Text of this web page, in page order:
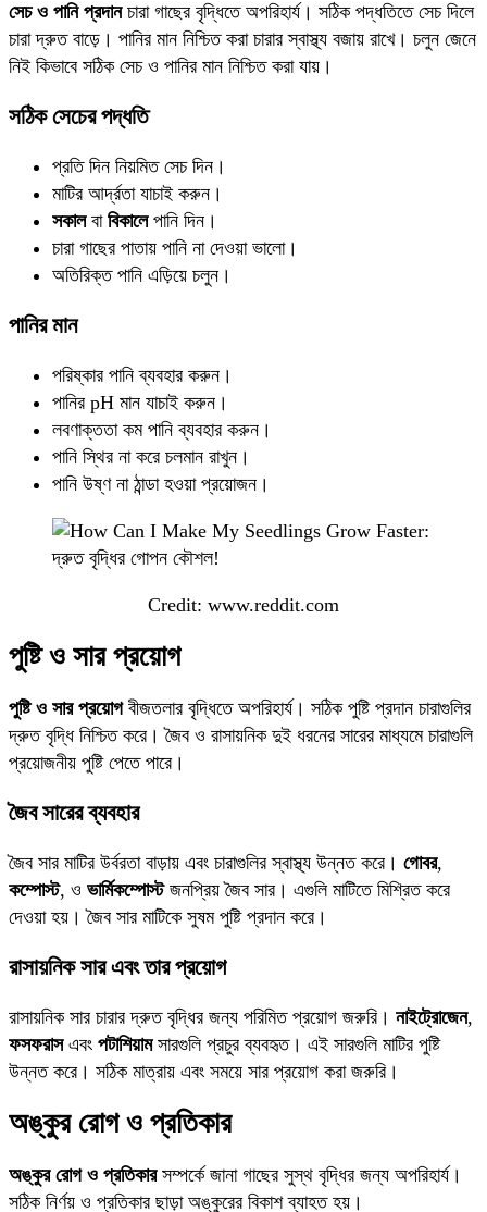
সেচ ও পানি প্রদানচারা গাছের বৃদ্ধিতে অপরিহার্য। সঠিক পদ্ধতিতে সেচ দিলে
চারা দ্রুত বাড়ে। পানির মান নিশ্চিত করা চারার স্বাস্থ্য বজায় রাখে। চলুন জেনে
নিই কিভাবে সঠিক সেচ ও পানির মান নিশ্চিত করা যায়।
সঠিক সেচের পদ্ধতি
প্রতি দিন নিয়মিত সেচ দিন।
মাটির আর্দ্রতা যাচাই করুন।
সকালবা বিকালেপানি দিন।
চারা গাছের পাতায় পানি না দেওয়া ভালো।
অতিরিক্ত পানি এড়িয়ে চলুন।
পানির মান
পরিষ্কার পানি ব্যবহার করুন।
পানির pH মান যাচাই করুন।
লবণাক্ততা কম পানি ব্যবহার করুন।
পানি স্থির না করে চলমান রাখুন।
পানি উষ্ণ না ঠান্ডা হওয়া প্রয়োজন।
Credit: www.reddit.com
পুষ্টি ও সার প্রয়োগ
পুষ্টি ও সার প্রয়োগবীজতলার বৃদ্ধিতে অপরিহার্য। সঠিক পুষ্টি প্রদান চারাগুলির
দ্রুত বৃদ্ধি নিশ্চিত করে। জৈব ও রাসায়নিক দুই ধরনের সারের মাধ্যমে চারাগুলি
প্রয়োজনীয় পুষ্টি পেতে পারে।
জৈব সারের ব্যবহার
জৈব সার মাটির উর্বরতা বাড়ায় এবং চারাগুলির স্বাস্থ্য উন্নত করে। গোবর,
কম্পোস্ট, ও ভার্মিকম্পোস্টজনপ্রিয় জৈব সার। এগুলি মাটিতে মিশ্রিত করে
দেওয়া হয়। জৈব সার মাটিকে সুষম পুষ্টি প্রদান করে।
রাসায়নিক সার এবং তার প্রয়োগ
রাসায়নিক সার চারার দ্রুত বৃদ্ধির জন্য পরিমিত প্রয়োগ জরুরি। নাইট্রোজেন,
ফসফরাসএবং পটাশিয়ামসারগুলি প্রচুর ব্যবহৃত। এই সারগুলি মাটির পুষ্টি
উন্নত করে। সঠিক মাত্রায় এবং সময়ে সার প্রয়োগ করা জরুরি।
অঙ্কুর রোগ ও প্রতিকার
অঙ্কুর রোগ ও প্রতিকারসম্পর্কে জানা গাছের সুস্থ বৃদ্ধির জন্য অপরিহার্য।
সঠিক নির্ণয় ও প্রতিকার ছাড়া অঙ্কুরের বিকাশ ব্যাহত হয়।